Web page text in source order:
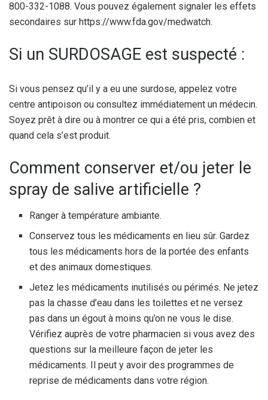
800-332-1088. Vous pouvez également signaler les effets
secondaires sur https://www.fda.gov/medwatch.
Si un SURDOSAGE est suspecté :
Si vous pensez qu’il y a eu une surdose, appelez votre
centre antipoison ou consultez immédiatement un médecin.
Soyez prêt à dire ou à montrer ce qui a été pris, combien et
quand cela s’est produit.
Comment conserver et/ou jeter le
spray de salive artificielle ?
Ranger à température ambiante.
Conservez tous les médicaments en lieu sûr. Gardez
tous les médicaments hors de la portée des enfants
et des animaux domestiques.
Jetez les médicaments inutilisés ou périmés. Ne jetez
pas la chasse d’eau dans les toilettes et ne versez
pas dans un égout à moins qu’on ne vous le dise.
Vérifiez auprès de votre pharmacien si vous avez des
questions sur la meilleure façon de jeter les
médicaments. Il peut y avoir des programmes de
reprise de médicaments dans votre région.